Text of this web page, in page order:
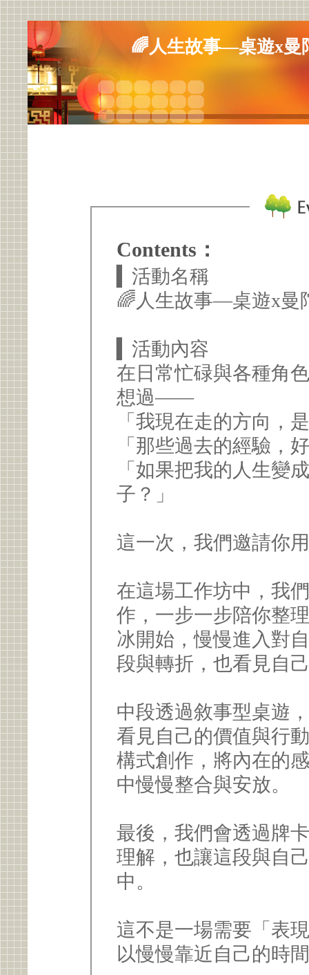
🌈人生故事—桌遊x曼
Contents：
▍活動名稱
🌈人生故事—桌遊x曼
▍活動內容
在日常忙碌與各種角
想過——
「我現在走的方向，
「那些過去的經驗，
「如果把我的人生變
子？」
這一次，我們邀請你
在這場工作坊中，我
作，一步一步陪你整
冰開始，慢慢進入對
段與轉折，也看見自
中段透過敘事型桌遊
看見自己的價值與行
構式創作，將內在的
中慢慢整合與安放。
最後，我們會透過牌
理解，也讓這段與自
中。
這不是一場需要「表
以慢慢靠近自己的時